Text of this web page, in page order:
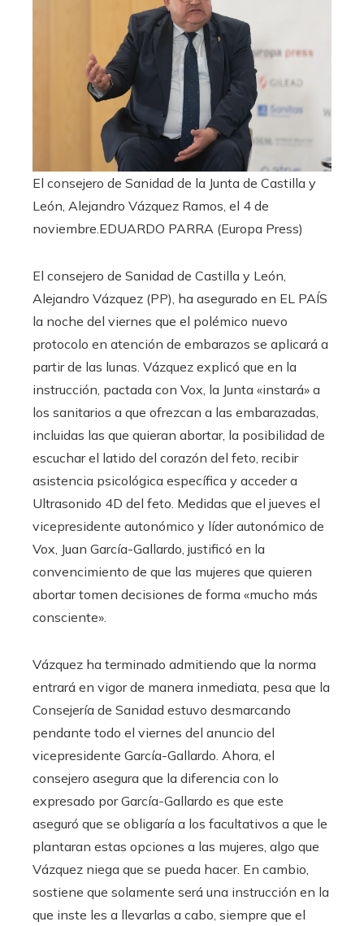
El consejero de Sanidad de la Junta de Castilla y
León, Alejandro Vázquez Ramos, el 4 de
noviembre.EDUARDO PARRA (Europa Press)
El consejero de Sanidad de Castilla y León,
Alejandro Vázquez (PP), ha asegurado en EL PAÍS
la noche del viernes que el polémico nuevo
protocolo en atención de embarazos se aplicará a
partir de las lunas. Vázquez explicó que en la
instrucción, pactada con Vox, la Junta «instará» a
los sanitarios a que ofrezcan a las embarazadas,
incluidas las que quieran abortar, la posibilidad de
escuchar el latido del corazón del feto, recibir
asistencia psicológica específica y acceder a
Ultrasonido 4D del feto. Medidas que el jueves el
vicepresidente autonómico y líder autonómico de
Vox, Juan García-Gallardo, justificó en la
convencimiento de que las mujeres que quieren
abortar tomen decisiones de forma «mucho más
consciente».
Vázquez ha terminado admitiendo que la norma
entrará en vigor de manera inmediata, pesa que la
Consejería de Sanidad estuvo desmarcando
pendante todo el viernes del anuncio del
vicepresidente García-Gallardo. Ahora, el
consejero asegura que la diferencia con lo
expresado por García-Gallardo es que este
aseguró que se obligaría a los facultativos a que le
plantaran estas opciones a las mujeres, algo que
Vázquez niega que se pueda hacer. En cambio,
sostiene que solamente será una instrucción en la
que inste les a llevarlas a cabo, siempre que el